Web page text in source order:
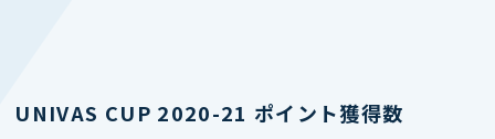
UNIVAS CUP 2020-21 ポイント獲得数